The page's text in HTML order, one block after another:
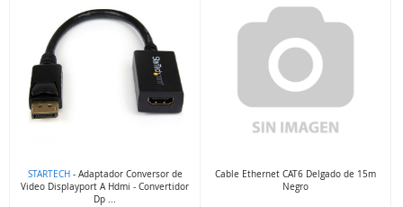
STARTECH - Adaptador Conversor de
Video Displayport A Hdmi - Convertidor
Dp ...
Cable Ethernet CAT6 Delgado de 15m
Negro